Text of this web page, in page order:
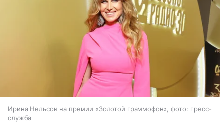
Ирина Нельсон на премии «Золотой граммофон», фото: пресс-
служба